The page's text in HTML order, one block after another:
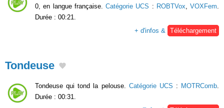
0, en langue française. Catégorie UCS : ROBTVox, VOXFem.
Durée : 00:21.
+ d'infos & Téléchargement
Tondeuse
Tondeuse qui tond la pelouse. Catégorie UCS : MOTRComb
Durée : 00:31.